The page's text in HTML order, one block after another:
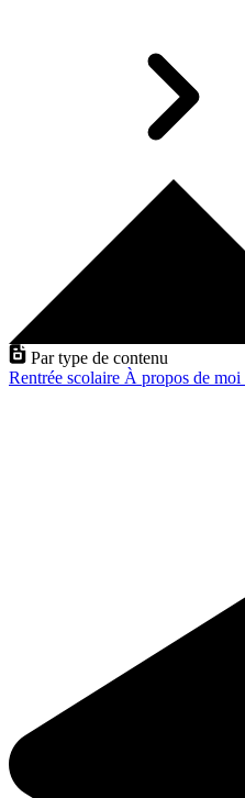
Par type de contenu
Rentrée scolaire À propos de moi